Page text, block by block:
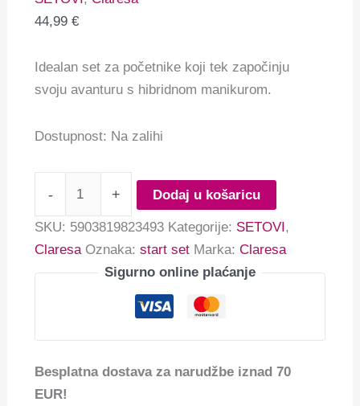
44,99€
Idealan set za početnike koji tek započinju
svoju avanturu s hibridnom manikurom.
Dostupnost: Na zalihi
- + Dodaj u košaricu
SKU: 5903819823493 Kategorije: SETOVI ,
Claresa Oznaka:start set Marka:Claresa
Sigurno online plaćanje
Besplatna dostava za narudžbe iznad 70
EUR!